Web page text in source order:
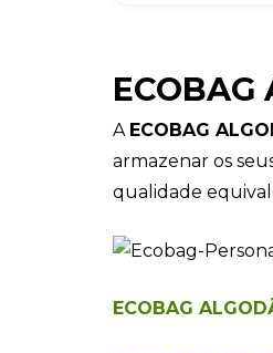
ECOBAG
A ECOBAG
armazenar os
qualidade
ECOBAG